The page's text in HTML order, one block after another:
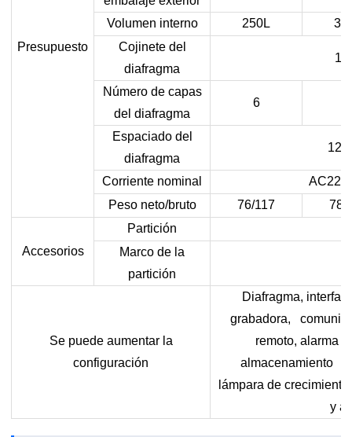
Presupuesto
Volumen interno
250L
Cojinete del
diafragma
Número de capas
del diafragma
6
Espaciado del
diafragma
Corriente nominal
Peso neto/bruto
76/117 78/
Accesorios
Partición
Marco de la
partición
Se puede aumentar la
configuración
Diafragma,
grabadora,
remoto, alarma
almacenamiento
lámpara de
y